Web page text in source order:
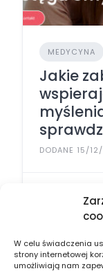
W celu świadczenia
strony internetowej
umożliwiają nam
MEDYCYNA
Jakie
DODANE 15/